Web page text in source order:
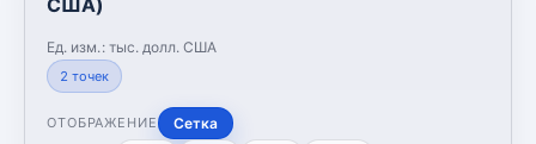
Ед. изм.: тыс. долл. США
2 точек
ОТОБРАЖЕНИЕ Сетка